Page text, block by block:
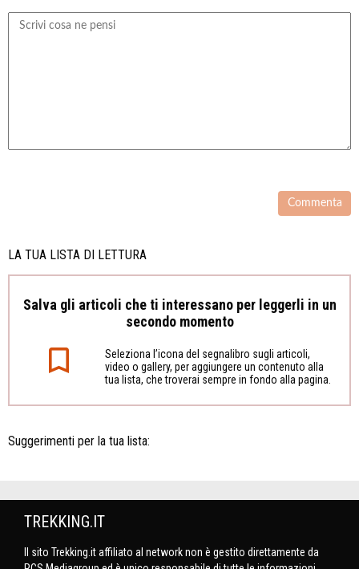
LA TUA LISTA DI LETTURA
Salva gli articoli che ti interessano per leggerli in un
secondo momento
Seleziona l’icona del segnalibro sugli articoli,
video o gallery, per aggiungere un contenuto alla
tua lista, che troverai sempre in fondo alla pagina.
Suggerimenti per la tua lista:
TREKKING.IT
Il sito Trekking.it affiliato al network non è gestito direttamente da